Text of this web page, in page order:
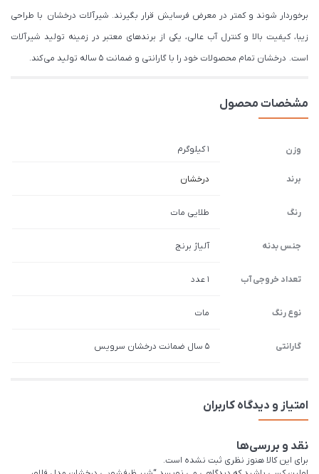
برخوردار شوند و کمتر در معرض فرسایش قرار بگیرند. شیرآلات درخشان با طراحی
زیبا، کیفیت بالا و کنترل آب عالی، یکی از برندهای معتبر در زمینه تولید شیرآلات
است. درخشان تمام محصولات خود را با گارانتی و ضمانت 5 ساله تولید می کند.
مشخصات محصول
وزن 1 کیلوگرم
برند درخشان
رنگ طلایی مات
جنس بدنه آلیاژ برنج
تعداد خروجی آب 1 عدد
نوع رنگ مات
گارانتی 5 سال ضمانت درخشان سرویس
امتیاز و دیدگاه کاربران
نقد و بررسی‌ها
برای این کالا هنوز نظری ثبت نشده است.